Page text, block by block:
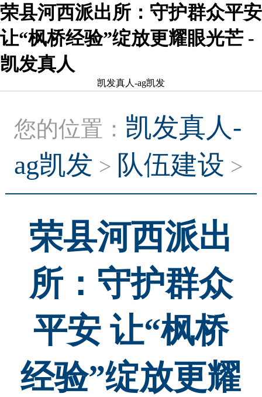
荣县河西派出所：守护群众平安
让“枫桥经验”绽放更耀眼光芒 -
凯发真人
凯发真人-ag凯发
您的位置： 凯发真人-
ag凯发 > 队伍建设 >
荣县河西派出
所：守护群众
平安 让“枫桥
经验”绽放更耀